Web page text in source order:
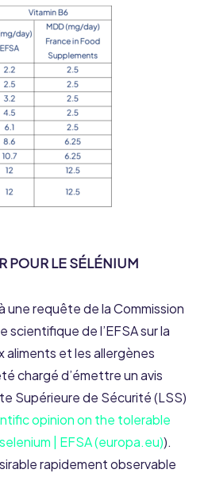
POUR LE SÉLÉNIUM
une requête de la Commission
scientifique de l’EFSA sur la
aliments et les allergènes
chargé d’émettre un avis
Supérieure de Sécurité (LSS)
opinion on the tolerable
| EFSA (europa.eu)).
rapidement observable